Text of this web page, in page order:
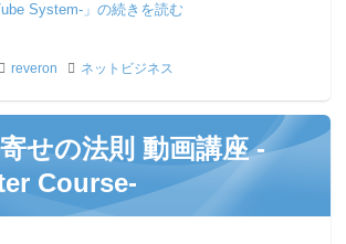
System-」の続きを読む
reveron ネットビジネス
せの法則 動画講座 -
Course-